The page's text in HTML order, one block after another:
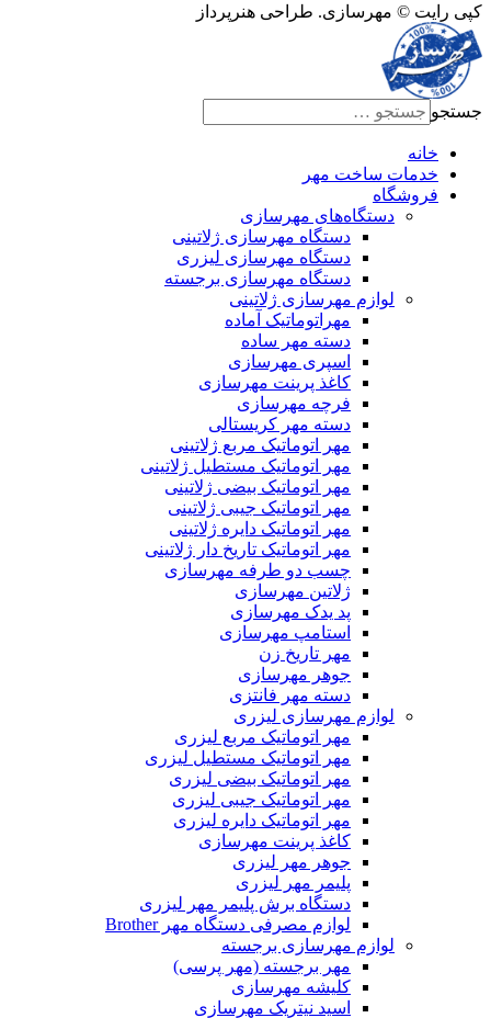
طراحی هنرپرداز
مهر
مهرسازی
دستگاه مهرسازی ژلاتینی
دستگاه مهرسازی لیزری
دستگاه مهرسازی برجسته
مهرسازی ژلاتینی
مهراتوماتیک آماده
اسپری مهرسازی
کاغذ پرینت مهرسازی
فرچه مهرسازی
دسته مهر كریستالی
مهر اتوماتیک مربع ژلاتینی
مهر اتوماتیک مستطیل ژلاتینی
مهر اتوماتیک بیضی ژلاتینی
مهر اتوماتیک جیبی ژلاتینی
مهر اتوماتیک دایره ژلاتینی
مهر اتوماتیک تاریخ دار ژلاتینی
چسب دو طرفه مهرسازی
ژلاتین مهرسازی
پد یدک مهرسازی
استامپ مهرسازی
جوهر مهرسازی
دسته مهر فانتزی
مهرسازی لیزری
مهر اتوماتیک مربع لیزری
مهر اتوماتیک مستطیل لیزری
مهر اتوماتیک بیضی لیزری
مهر اتوماتیک جیبی لیزری
مهر اتوماتیک دایره لیزری
کاغذ پرینت مهرسازی
جوهر مهر لیزری
پلیمر مهر لیزری
دستگاه برش پلیمر مهر لیزری
لوازم مصرفی دستگاه مهر Brother
مهرسازی برجسته
مهر برجسته (مهر پرسی)
کلیشه مهرسازی
اسید نیتریک مهرسازی